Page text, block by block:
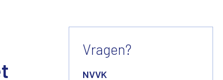
Vragen?
NVVK